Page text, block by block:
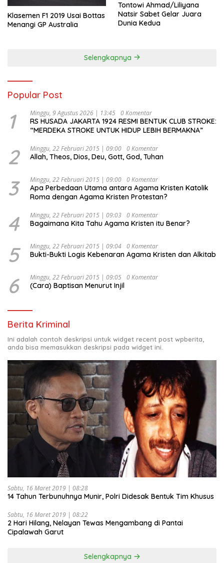
Klasemen F1 2019 Usai Bottas
Menangi GP Australia
Tontowi Ahmad/Liliyana
Natsir Sabet Gelar Juara
Dunia Kedua
Selengkapnya
Popular Post
1 Minggu, 9 Agustus 2026 | 13:45 0 Komentar
RS HUSADA JAKARTA 1924 RESMI BENTUK CLUB STROKE:
“MERDEKA STROKE UNTUK HIDUP LEBIH BERMAKNA”
2 Minggu, 22 Februari 2015 | 09:00 0 Komentar
Allah, Theos, Dios, Deu, Gott, God, Tuhan
3 Minggu, 22 Februari 2015 | 09:00 0 Komentar
Apa Perbedaan Utama antara Agama Kristen Katolik
Roma dengan Agama Kristen Protestan?
4 Minggu, 22 Februari 2015 | 09:03 0 Komentar
Bagaimana Kita Tahu Agama Kristen itu Benar?
5 Minggu, 22 Februari 2015 | 09:04 0 Komentar
Bukti-Bukti Logis Kebenaran Agama Kristen dan Alkitab
6 Minggu, 22 Februari 2015 | 09:05 0 Komentar
(Cara) Baptisan Menurut Injil
Berita Kriminal
Ini adalah contoh deskripsi untuk widget recent post wpberita,
anda bisa memasukkan deskripsi pada widget ini.
Sabtu, 16 Maret 2019 | 08:28
14 Tahun Terbunuhnya Munir, Polri Didesak Bentuk Tim Khusus
Sabtu, 16 Maret 2019 | 08:22
2 Hari Hilang, Nelayan Tewas Mengambang di Pantai
Cipalawah Garut
Selengkapnya